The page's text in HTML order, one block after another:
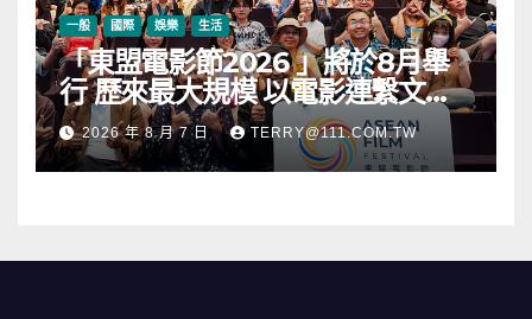
一般 國際 娛樂 生活
「東盟電影節2026 」將於8月舉
行 歷來最大規模 以電影連繫文化
交流
2026 年 8 月 7 日 TERRY@111.COM.TW